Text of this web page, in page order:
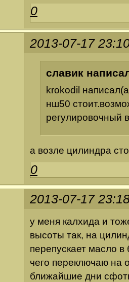
0
2013-07-17
славик
krokodil
нш50
регулировочный
а возле цилиндра
0
2013-07-17
у меня калхида и
высоты так, на
перепускает масло в
чего переключаю на
ближайшие дни